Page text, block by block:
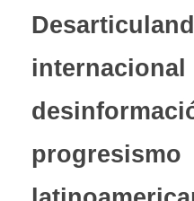
internacional
progresismo